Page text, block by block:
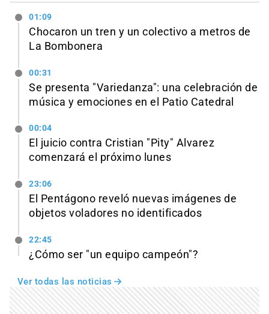
01:09
Chocaron un tren y un colectivo a metros de
La Bombonera
00:31
Se presenta "Variedanza": una celebración de
música y emociones en el Patio Catedral
00:04
El juicio contra Cristian "Pity" Alvarez
comenzará el próximo lunes
23:06
El Pentágono reveló nuevas imágenes de
objetos voladores no identificados
22:45
¿Cómo ser "un equipo campeón"?
Ver todas las noticias